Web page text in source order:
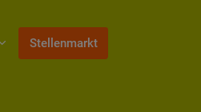
Stellenmarkt
Stellenmarkt